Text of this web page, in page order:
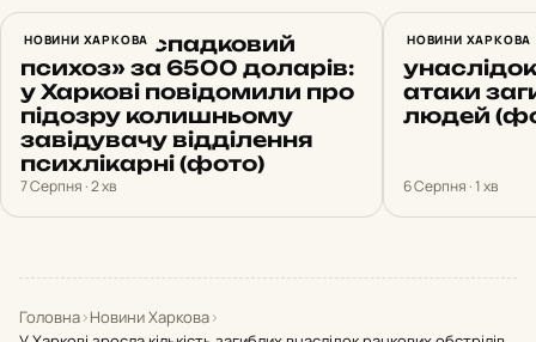
НОВИНИ ХАРКОВА
Вигадав «спадковий
психоз» за 6500 доларів:
у Харкові повідомили про
підозру колишньому
завідувачу відділення
психлікарні (фото)
7 Серпня · 2 хв
НОВИНИ ХАРКОВА
Нічний
атаки
людей
6 Серпня · 1 хв
Головна›Новини Харкова›